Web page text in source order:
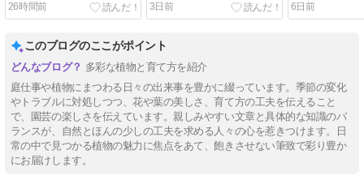
26時間前
3日前
6日前
このブログのここがポイント
多彩な植物と育て方を紹介
庭仕事や植物にまつわる日々の出来事を豊かに綴っています。季節の変化
やトラブルに対処しつつ、花や葉の美しさ、育て方の工夫を伝えること
で、園芸の楽しさを伝えています。親しみやすい文章と具体的な知識のバ
ランスが、自然とほんの少しの工夫を求める人々の心を惹きつけます。日
常の中で見つかる植物の魅力に焦点をあて、飽きさせない筆致で彩り豊か
にお届けします。